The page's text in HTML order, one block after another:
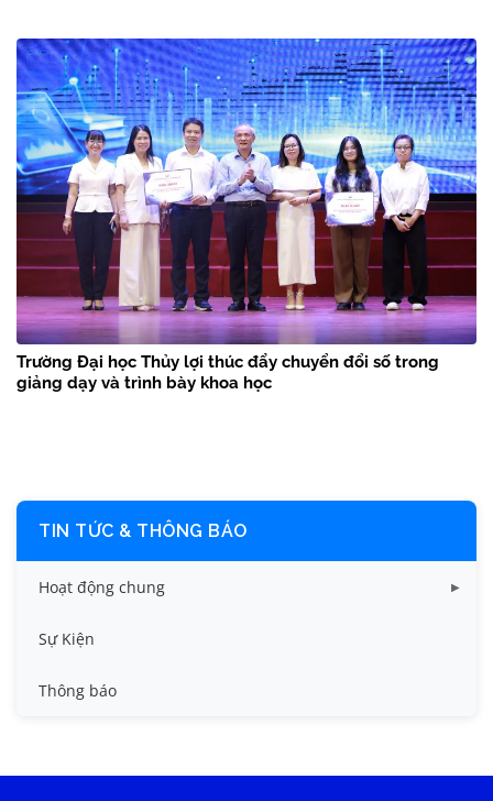
Trường Đại học Thủy lợi thúc đẩy chuyển đổi số trong
giảng dạy và trình bày khoa học
TIN TỨC & THÔNG BÁO
Hoạt động chung
Tin công tác sinh viên
Tin đào tạo
Tin tức chung
Sự Kiện
Thông báo